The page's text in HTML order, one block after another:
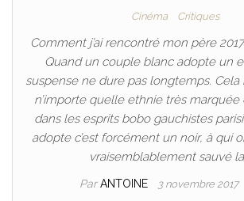
Cinéma Critiques
Comment j’ai rencontré mon père
Quand un couple blanc adopte un
suspense ne dure pas longtemps.
n’importe quelle ethnie très marquée
dans les esprits bobo gauchistes
adopte c’est forcément un noir, à qui
vraisemblablement sauvé
ParANTOINE 3 novembre 2017